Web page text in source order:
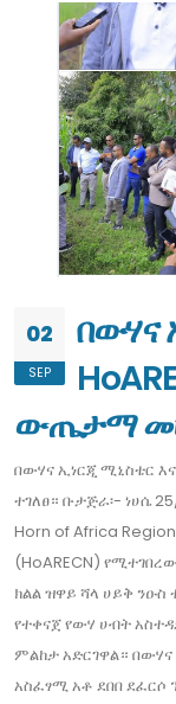
02
SEP
በውሃና
ውጤታማ
በውሃና ኢነርጂ ሚኒስቴር
ተገለፀ። ቡታጅራ፡- ነሀሴ
Horn of Africa
(HoARECN)
ክልል ዝዋይ ሻላ ሀይቅ
የተቀናጀ የውሃ ሀብት
ምልከታ አድርገዋል።
አስፈፃሚ አቶ ደበበ ደፈርሶ